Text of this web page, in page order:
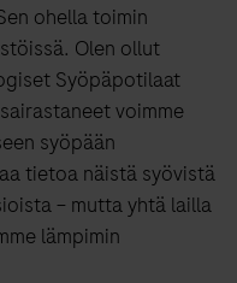
ohella toimin
Olen ollut
Syöpäpotilaat
voimme
syöpään
tietoa näistä syövistä
– mutta yhtä lailla
lämpimin